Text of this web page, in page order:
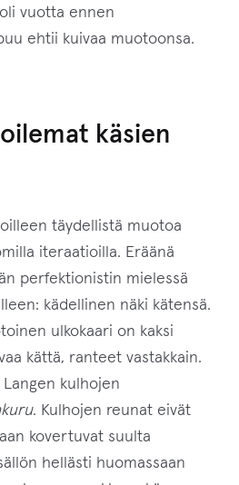
vuotta ennen
ehtii kuivaa muotoonsa.
käsien
täydellistä muotoa
iteraatioilla. Eräänä
perfektionistin mielessä
kädellinen näki kätensä.
ulkokaari on kaksi
kättä, ranteet vastakkain.
kulhojen
. Kulhojen reunat eivät
kovertuvat suulta
hellästi huomassaan